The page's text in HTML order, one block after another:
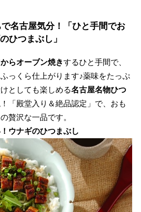
で名古屋気分！「ひと手間でお
ひつまぶし」
らオーブン焼きするひと手間で、
っくら仕上がります♪薬味をたっぷ
としても楽しめる名古屋名物ひつ
「殿堂入り＆絶品認定」で、おも
贅沢な一品です。
ウナギのひつまぶし